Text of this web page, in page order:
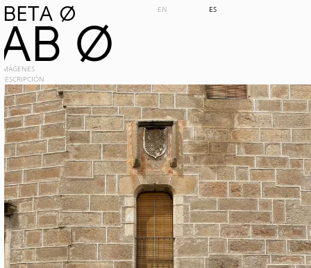
BETA 0 EN ES
AB 0
IMÁGENES
DESCRIPCIÓN